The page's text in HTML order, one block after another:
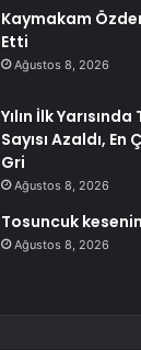
Kaymakam
Etti
Ağustos 8, 2026
Yılın İlk
Sayısı Azaldı,
Gri
Ağustos 8, 2026
Tosuncuk kesenin
Ağustos 8, 2026